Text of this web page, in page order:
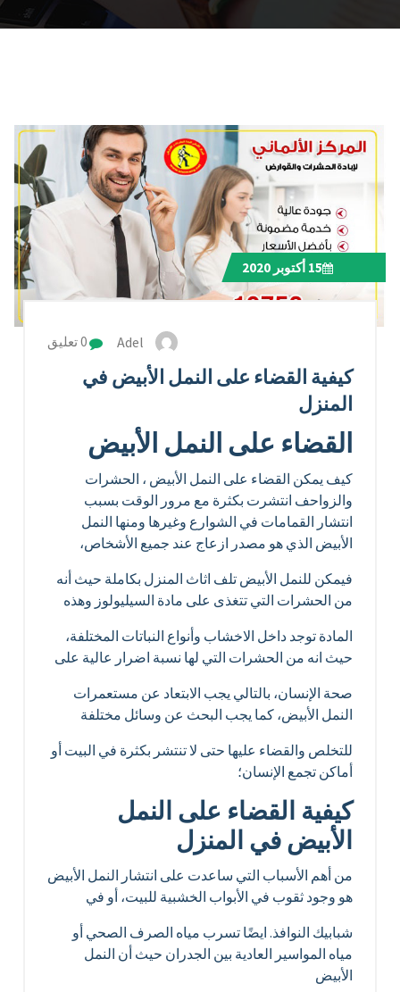
15أكتوبر 2020
Adel 0 تعليق
كيفية القضاء على النمل الأبيض في
المنزل
القضاء على النمل الأبيض
كيف يمكن القضاء على النمل الأبيض ، الحشرات
والزواحف انتشرت بكثرة مع مرور الوقت بسبب
انتشار القمامات في الشوارع وغيرها ومنها النمل
الأبيض الذي هو مصدر ازعاج عند جميع الأشخاص،
فيمكن للنمل الأبيض تلف اثاث المنزل بكاملة حيث أنه
من الحشرات التي تتغذى على مادة السيليولوز وهذه
المادة توجد داخل الاخشاب وأنواع النباتات المختلفة،
حيث انه من الحشرات التي لها نسبة اضرار عالية على
صحة الإنسان، بالتالي يجب الابتعاد عن مستعمرات
النمل الأبيض، كما يجب البحث عن وسائل مختلفة
للتخلص والقضاء عليها حتى لا تنتشر بكثرة في البيت أو
أماكن تجمع الإنسان؛
كيفية القضاء على النمل
الأبيض في المنزل
من أهم الأسباب التي ساعدت على انتشار النمل الأبيض
هو وجود ثقوب في الأبواب الخشبية للبيت، أو في
شبابيك النوافذ. ايضًا تسرب مياه الصرف الصحي أو
مياه المواسير العادية بين الجدران حيث أن النمل
الأبيض